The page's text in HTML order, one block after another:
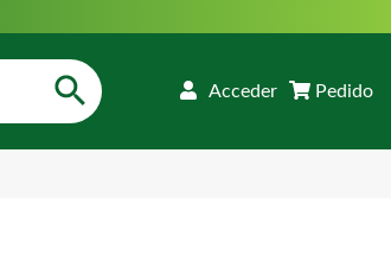
Acceder Pedido